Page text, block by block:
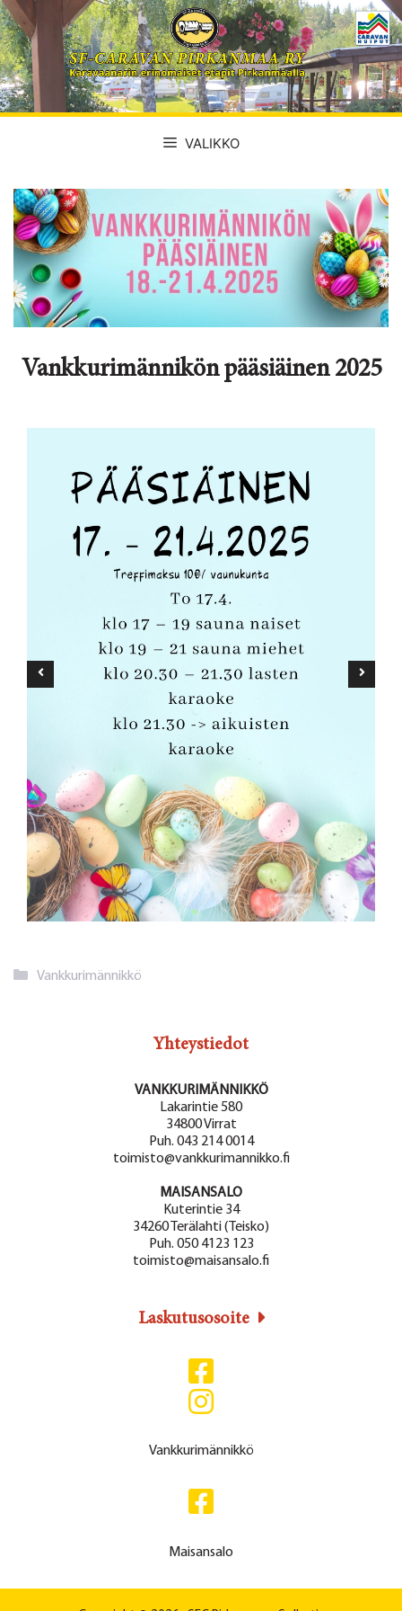
Siirry
sisältöön
VALIKKO
Vankkurimännikön pääsiäinen 2025
Kategoriat
Vankkurimännikkö
Yhteystiedot
VANKKURIMÄNNIKKÖ
Lakarintie 580
34800 Virrat
Puh. 043 214 0014
toimisto@vankkurimannikko.fi
MAISANSALO
Kuterintie 34
34260 Terälahti (Teisko)
Puh. 050 4123 123
toimisto@maisansalo.fi
Laskutusosoite
Vankkurimännikkö
Maisansalo